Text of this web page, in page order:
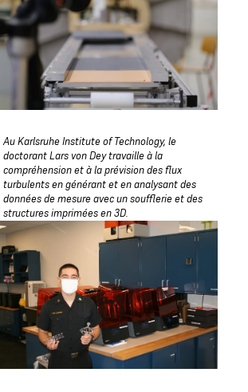
Au Karlsruhe Institute of Technology, le
doctorant Lars von Dey travaille à la
compréhension et à la prévision des flux
turbulents en générant et en analysant des
données de mesure avec un soufflerie et des
structures imprimées en 3D.